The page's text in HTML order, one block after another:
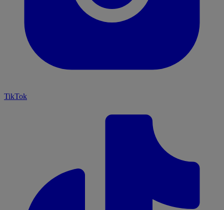
TikTok